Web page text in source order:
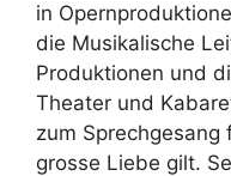
in
die Musikalische
Produktionen und
Theater und
zum
grosse Liebe gilt.